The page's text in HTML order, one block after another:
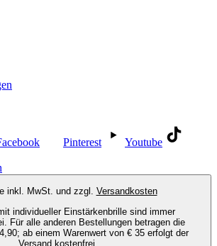
Pinterest Youtube
inkl. MwSt. und zzgl. Versandkosten
individueller Einstärkenbrille sind immer
Für alle anderen Bestellungen betragen die
ab einem Warenwert von € 35 erfolgt der
Versand kostenfrei.